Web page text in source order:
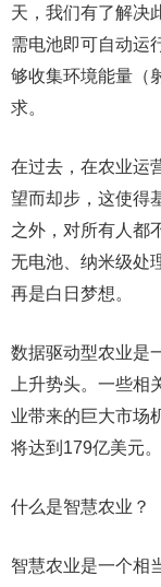
天，我们有了解决
需电池即可自动运
够收集环境能量（
求。
在过去，在农业运
望而却步，这使得
之外，对所有人都
无电池、纳米级处
再是白日梦想。
数据驱动型农业是
上升势头。一些
业带来的巨大市场
将达到179亿美元。
什么是智慧农业？
智慧农业是一个相